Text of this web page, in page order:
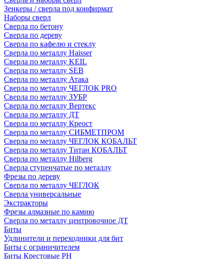
Зенкеры / сверла под конфирмат
Наборы сверл
Сверла по бетону
Сверла по дереву
Сверла по кафелю и стеклу
Сверла по металлу Haisser
Сверла по металлу KEIL
Сверла по металлу SEB
Сверла по металлу Атака
Сверла по металлу ЧЕГЛОК PRO
Сверла по металлу ЗУБР
Сверла по металлу Вертекс
Сверла по металлу ДТ
Сверла по металлу Креост
Сверла по металлу СИБМЕТПРОМ
Сверла по металлу ЧЕГЛОК КОБАЛЬТ
Сверла по металлу Титан КОБАЛЬТ
Сверла по металлу Hilberg
Сверла ступенчатые по металлу
Фрезы по дереву
Сверла по металлу ЧЕГЛОК
Сверла универсальные
Экстракторы
Фрезы алмазные по камню
Сверла по металлу центровочное ДТ
Биты
Удлинители и переходники для бит
Биты с ограничителем
Биты Крестовые PH